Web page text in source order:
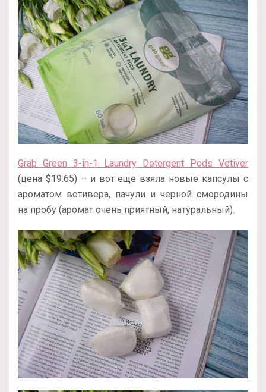
Grab Green 3-in-1 Laundry Detergent Pods Vetiver
(цена $19.65) – и вот еще взяла новые капсулы с
ароматом ветивера, пачули и черной смородины
на пробу (аромат очень приятный, натуральный).